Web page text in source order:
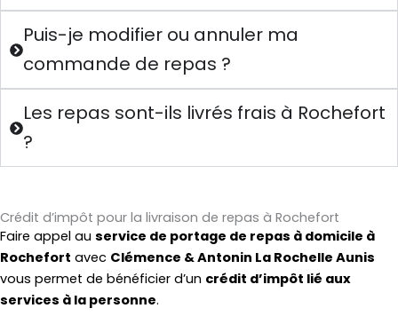
Puis-je modifier ou annuler ma
commande de repas ?
Les repas sont-ils livrés frais à Rochefort
?
Crédit d’impôt pour la livraison de repas à Rochefort
Faire appel au service de portage de repas à domicile à
Rochefort avec Clémence & Antonin La Rochelle Aunis
vous permet de bénéficier d’un crédit d’impôt lié aux
services à la personne.